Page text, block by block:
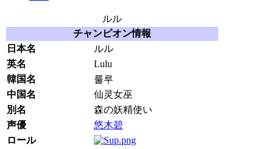
ルル
チャンピオン情報
日本名
ルル
英名
Lulu
韓国名
룰루
中国名
仙灵女巫
別名
森の妖精使い
声優
悠木碧
ロール